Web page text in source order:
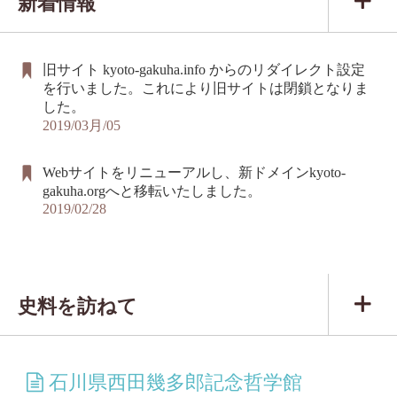
旧サイト kyoto-gakuha.info からのリダイレクト設定
を行いました。これにより旧サイトは閉鎖となりま
した。
2019/03月/05
Webサイトをリニューアルし、新ドメインkyoto-
gakuha.orgへと移転いたしました。
2019/02/28
史料を訪ねて
石川県西田幾多郎記念哲学館